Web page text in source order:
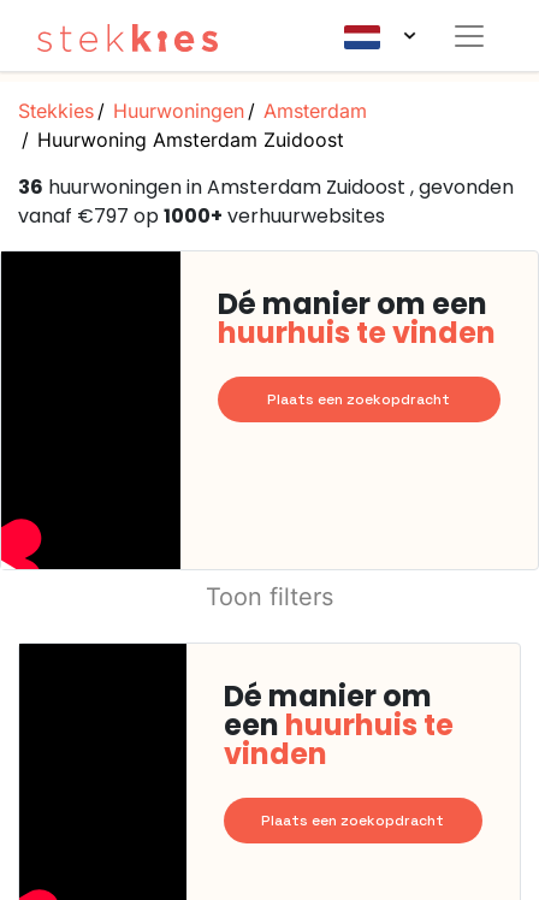
Stekkies Huurwoningen
Amsterdam
Huurwoning Amsterdam Zuidoost
36 huurwoningen in Amsterdam Zuidoost , gevonden
vanaf €797 op1000+ verhuurwebsites
Dé manier om een
huurhuis te vinden
Plaats een zoekopdracht
Toon filters
Dé manier om
een huurhuis te
vinden
Plaats een zoekopdracht